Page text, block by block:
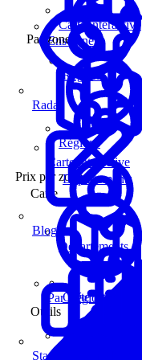
Enseignes
Carte interactive
Prix par zone
Par Région
Régions
Départements
Carte
Carte interactive
Outils
Carte interactive
Par zone
Régions
Départements
Radar
Blog
Statistiques